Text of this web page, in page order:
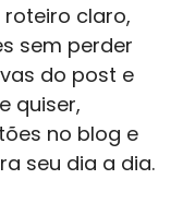
claro,
sem perder
do post e
quiser,
no blog e
seu dia a dia.